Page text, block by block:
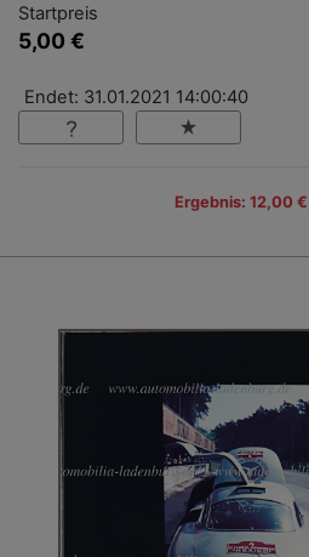
Startpreis
5,00 €
Endet: 31.01.2021 14:00:40
Ergebnis: 12,00 €